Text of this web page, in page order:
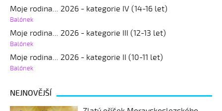
Moje rodina... 2026 - kategorie IV (14-16 let)
Balónek
Moje rodina... 2026 - kategorie III (12-13 let)
Balónek
Moje rodina... 2026 - kategorie II (10-11 let)
Balónek
NEJNOVĚJŠÍ